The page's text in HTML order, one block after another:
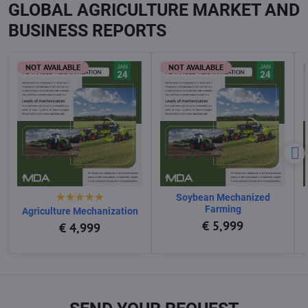
GLOBAL AGRICULTURE MARKET AND
BUSINESS REPORTS
NOT AVAILABLE
Agriculture Mechanization
€ 4,999
NOT AVAILABLE
Soybean Mechanized
Farming
€ 5,999